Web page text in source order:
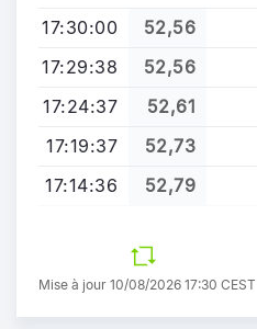
17:30:00 52,56
17:29:38
52,56
17:24:37
52,61
17:19:37
52,73
17:14:36
52,79
Mise à jour 10/08/2026 17:30 CEST